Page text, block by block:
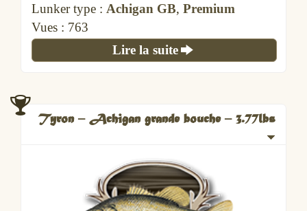
Lunker type : Achigan GB, Premium
Vues : 763
Lire la suite
Tyron – Achigan grande bouche – 3.77lbs